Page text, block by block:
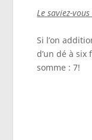
Le saviez-vous
Si l’on
d’un dé à
somme : 7!